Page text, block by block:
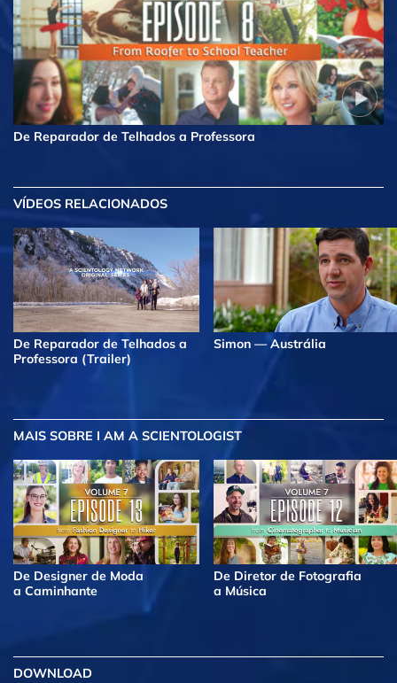
De Reparador de Telhados a Professora
VÍDEOS RELACIONADOS
De Reparador de Telhados a
Professora (Trailer)
Simon — Austrália
MAIS SOBRE I AM A SCIENTOLOGIST
De Designer de Moda
a Caminhante
De Diretor de Fotografia
a Música
DOWNLOAD